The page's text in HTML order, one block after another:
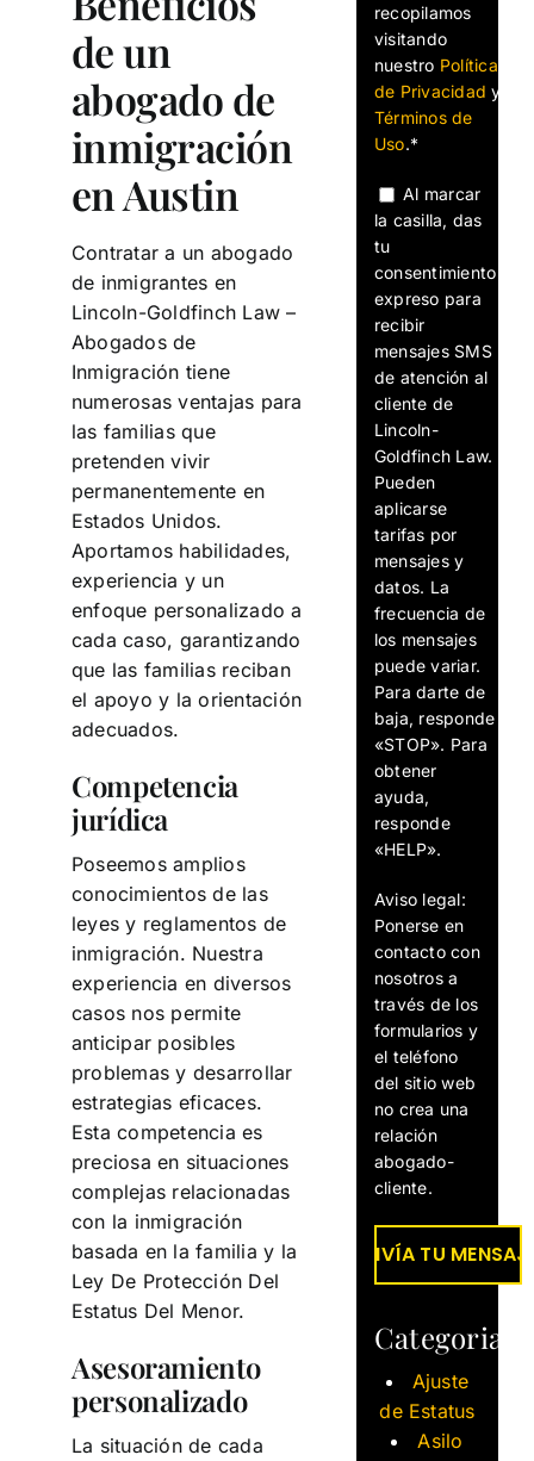
de un
abogado de
inmigración
en Austin
Contratar a un abogado
de inmigrantes en
Lincoln-Goldfinch Law –
Abogados de
Inmigración tiene
numerosas ventajas para
las familias que
pretenden vivir
permanentemente en
Estados Unidos.
Aportamos habilidades,
experiencia y un
enfoque personalizado a
cada caso, garantizando
que las familias reciban
el apoyo y la orientación
adecuados.
Competencia
jurídica
Poseemos amplios
conocimientos de las
leyes y reglamentos de
inmigración. Nuestra
experiencia en diversos
casos nos permite
anticipar posibles
problemas y desarrollar
estrategias eficaces.
Esta competencia es
preciosa en situaciones
complejas relacionadas
con la inmigración
basada en la familia y la
Ley De Protección Del
Estatus Del Menor.
Asesoramiento
personalizado
La situación de cada
recopilamos
visitando
nuestro Política
de Privacidad y
Términos de
Uso.*
Al marcar
la casilla, das
tu
consentimiento
expreso para
recibir
mensajes SMS
de atención al
cliente de
Lincoln-
Goldfinch Law.
Pueden
aplicarse
tarifas por
mensajes y
datos. La
frecuencia de
los mensajes
puede variar.
Para darte de
baja, responde
«STOP». Para
obtener
ayuda,
responde
«HELP».
Aviso legal:
Ponerse en
contacto con
nosotros a
través de los
formularios y
el teléfono
del sitio web
no crea una
relación
abogado-
cliente.
Categorias
Ajuste
de Estatus
Asilo